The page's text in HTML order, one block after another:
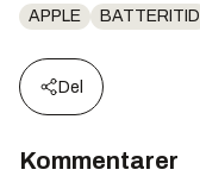
APPLE BATTERITID
Del
Kommentarer